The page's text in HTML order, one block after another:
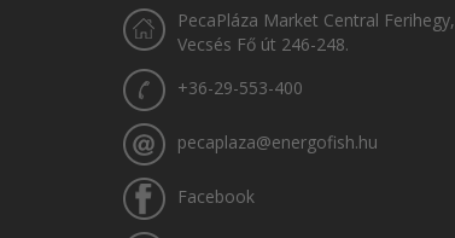
PecaPláza Market Central Ferihegy,
Vecsés Fő út 246-248.
+36-29-553-400
pecaplaza@energofish.hu
Facebook